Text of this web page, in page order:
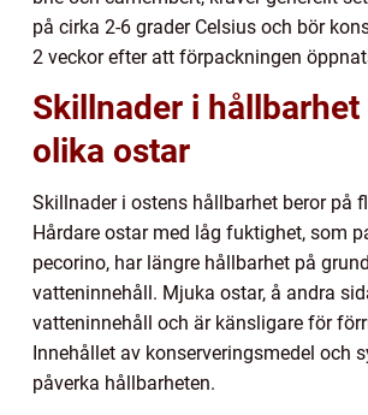
på cirka 2-6 grader Celsius och bör
2 veckor efter att förpackningen
Skillnader i hållbarhet
olika ostar
Skillnader i ostens hållbarhet beror på
Hårdare ostar med låg fuktighet, som
pecorino, har längre hållbarhet på
vatteninnehåll. Mjuka ostar, å andra
vatteninnehåll och är känsligare för
Innehållet av konserveringsmedel och
påverka hållbarheten.